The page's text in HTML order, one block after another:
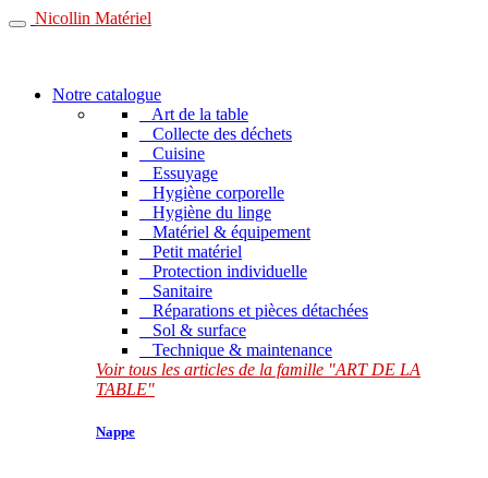
Nicollin Matériel
Notre catalogue
Art de la table
Collecte des déchets
Cuisine
Essuyage
Hygiène corporelle
Hygiène du linge
Matériel & équipement
Petit matériel
Protection individuelle
Sanitaire
Réparations et pièces détachées
Sol & surface
Technique & maintenance
Voir tous les articles de la famille "ART DE LA
TABLE"
Nappe